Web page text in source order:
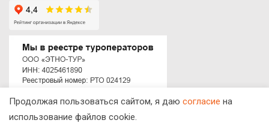
© ЭТНОМИР - этнографический парк-музей
Калужская область, Боровский район, деревня Петрово.
Продолжая пользоваться сайтом, я даю согласие на
использование файлов cookie.